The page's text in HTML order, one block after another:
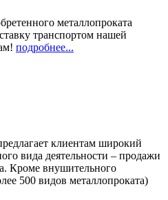
металлопроката
транспортом нашей
подробнее...
клиентам широкий
вида деятельности – продажи
Кроме внушительного
500 видов металлопроката)